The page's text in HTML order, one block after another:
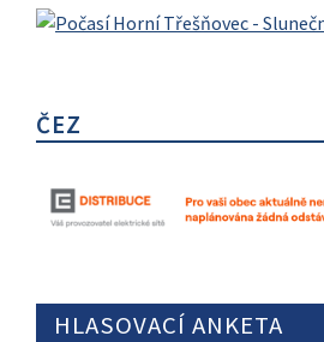
ČEZ
HLASOVACÍ ANKETA